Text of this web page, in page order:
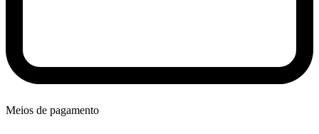
Meios de pagamento